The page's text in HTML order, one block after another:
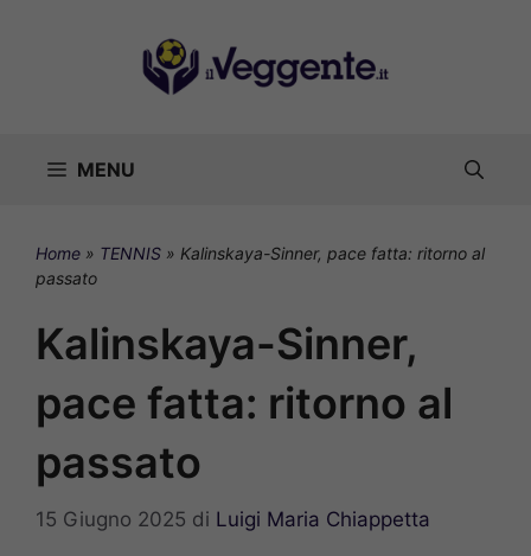
MENU
Home » TENNIS » Kalinskaya-Sinner, pace fatta: ritorno al
passato
Kalinskaya-Sinner,
pace fatta: ritorno al
passato
15 Giugno 2025 di Luigi Maria Chiappetta